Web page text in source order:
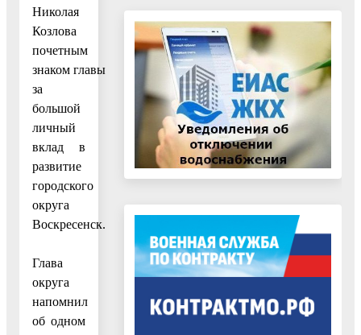
Николая
Козлова
почетным
знаком главы
за
большой
личный
вклад в
развитие
городского
округа
Воскресенск.
Глава
округа
напомнил
об одном